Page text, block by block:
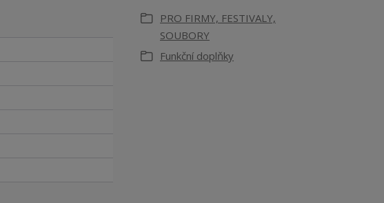
PRO FIRMY, FESTIVALY,
SOUBORY
Funkční doplňky